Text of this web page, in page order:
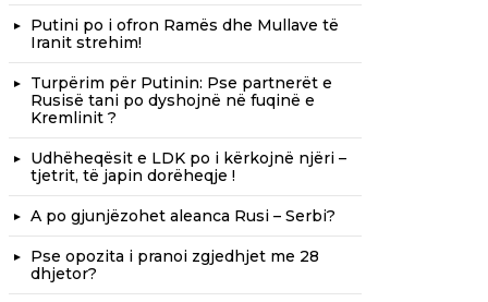
Putini po i ofron Ramës dhe Mullave të
Iranit strehim!
Turpërim për Putinin: Pse partnerët e
Rusisë tani po dyshojnë në fuqinë e
Kremlinit ?
Udhëheqësit e LDK po i kërkojnë njëri –
tjetrit, të japin dorëheqje !
A po gjunjëzohet aleanca Rusi – Serbi?
Pse opozita i pranoi zgjedhjet me 28
dhjetor?